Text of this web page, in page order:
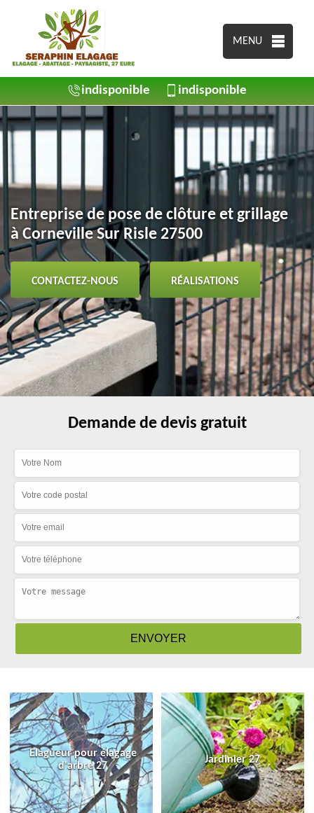
MENU
indisponible indisponible
Entreprise de pose de clôture et grillage
à Corneville Sur Risle 27500
CONTACTEZ-NOUS RÉALISATIONS
Demande de devis gratuit
Elagueur pour élagage
d'arbre 27
Jardinier 27